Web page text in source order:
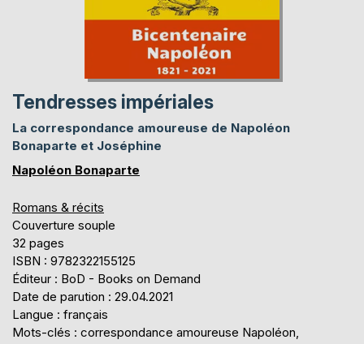
Tendresses impériales
La correspondance amoureuse de Napoléon
Bonaparte et Joséphine
Napoléon Bonaparte
Romans & récits
Couverture souple
32 pages
ISBN : 9782322155125
Éditeur : BoD - Books on Demand
Date de parution : 29.04.2021
Langue : français
Mots-clés : correspondance amoureuse Napoléon,